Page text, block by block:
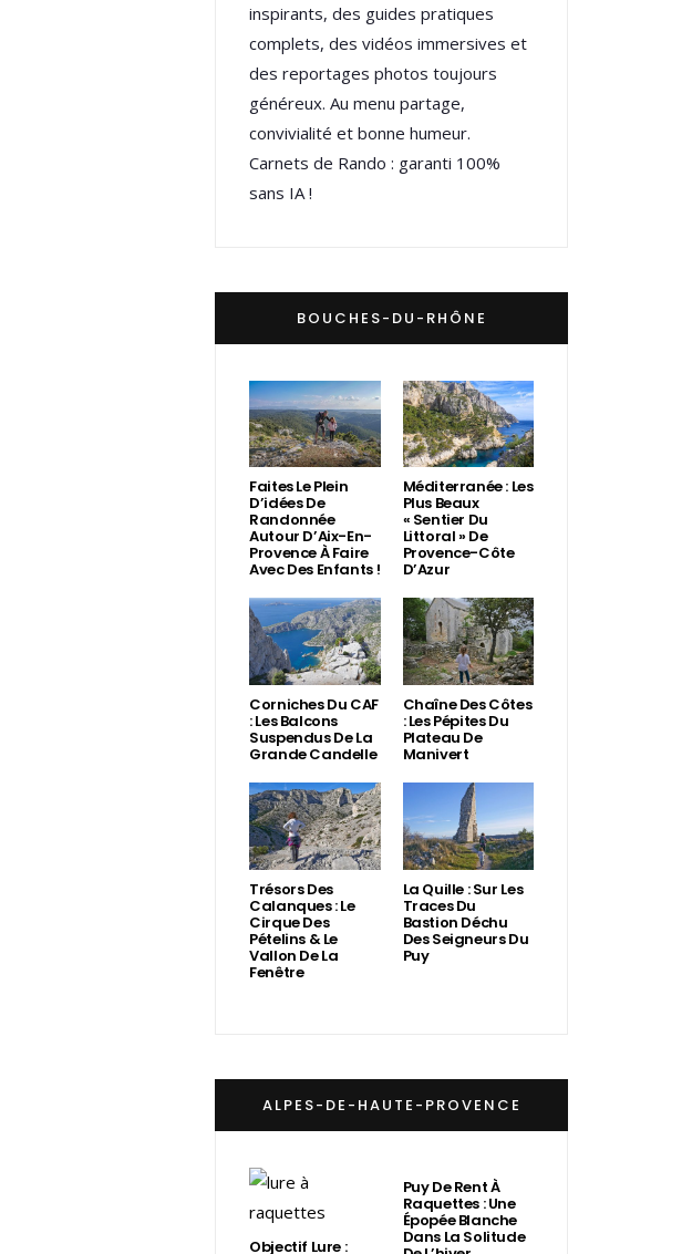
inspirants, des guides pratiques
complets, des vidéos immersives et
des reportages photos toujours
généreux. Au menu partage,
convivialité et bonne humeur.
Carnets de Rando : garanti 100%
sans IA !
BOUCHES-DU-RHÔNE
Faites Le Plein
D’idées De
Randonnée
Autour D’Aix-En-
Provence À Faire
Avec Des Enfants !
Méditerranée : Les
Plus Beaux
« Sentier Du
Littoral » De
Provence-Côte
D’Azur
Corniches Du CAF
: Les Balcons
Suspendus De La
Grande Candelle
Chaîne Des Côtes
: Les Pépites Du
Plateau De
Manivert
Trésors Des
Calanques : Le
Cirque Des
Pételins & Le
Vallon De La
Fenêtre
La Quille : Sur Les
Traces Du
Bastion Déchu
Des Seigneurs Du
Puy
ALPES-DE-HAUTE-PROVENCE
Objectif Lure :
Puy De Rent À
Raquettes : Une
Épopée Blanche
Dans La Solitude